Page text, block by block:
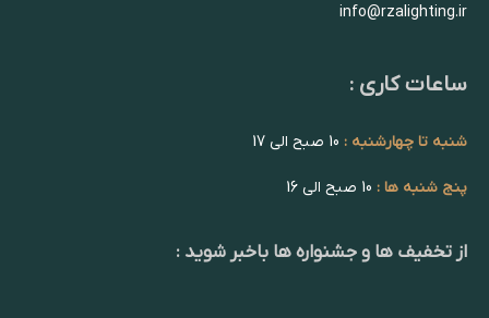
info@rzalighting.ir
ساعات کاری :
شنبه تا چهارشنبه :
پنج شنبه ها :
از تخفیف ها و جشنواره ها باخبر شوید :